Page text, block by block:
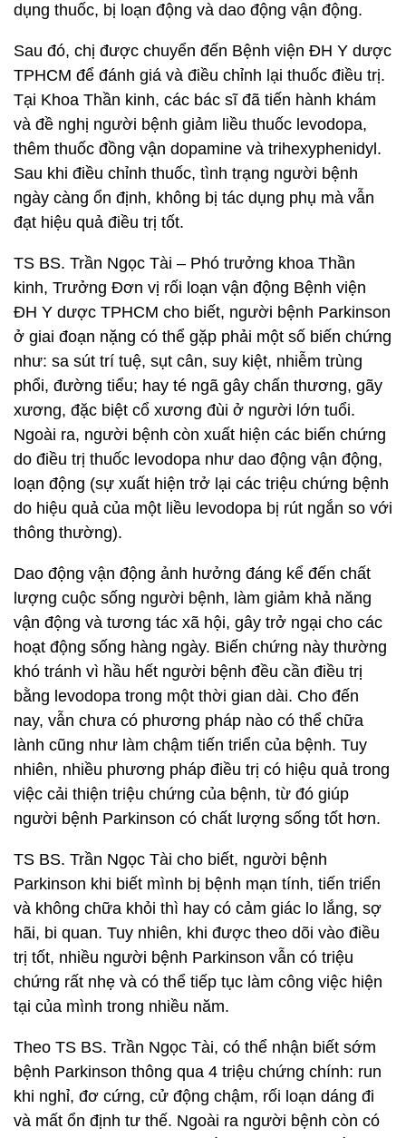
dụng thuốc, bị loạn động và dao động vận động.
Sau đó, chị được chuyển đến Bệnh viện ĐH Y dược
TPHCM để đánh giá và điều chỉnh lại thuốc điều trị.
Tại Khoa Thần kinh, các bác sĩ đã tiến hành khám
và đề nghị người bệnh giảm liều thuốc levodopa,
thêm thuốc đồng vận dopamine và trihexyphenidyl.
Sau khi điều chỉnh thuốc, tình trạng người bệnh
ngày càng ổn định, không bị tác dụng phụ mà vẫn
đạt hiệu quả điều trị tốt.
TS BS. Trần Ngọc Tài – Phó trưởng khoa Thần
kinh, Trưởng Đơn vị rối loạn vận động Bệnh viện
ĐH Y dược TPHCM cho biết, người bệnh Parkinson
ở giai đoạn nặng có thể gặp phải một số biến chứng
như: sa sút trí tuệ, sụt cân, suy kiệt, nhiễm trùng
phổi, đường tiểu; hay té ngã gây chấn thương, gãy
xương, đặc biệt cổ xương đùi ở người lớn tuổi.
Ngoài ra, người bệnh còn xuất hiện các biến chứng
do điều trị thuốc levodopa như dao động vận động,
loạn động (sự xuất hiện trở lại các triệu chứng bệnh
do hiệu quả của một liều levodopa bị rút ngắn so với
thông thường).
Dao động vận động ảnh hưởng đáng kể đến chất
lượng cuộc sống người bệnh, làm giảm khả năng
vận động và tương tác xã hội, gây trở ngại cho các
hoạt động sống hàng ngày. Biến chứng này thường
khó tránh vì hầu hết người bệnh đều cần điều trị
bằng levodopa trong một thời gian dài. Cho đến
nay, vẫn chưa có phương pháp nào có thể chữa
lành cũng như làm chậm tiến triển của bệnh. Tuy
nhiên, nhiều phương pháp điều trị có hiệu quả trong
việc cải thiện triệu chứng của bệnh, từ đó giúp
người bệnh Parkinson có chất lượng sống tốt hơn.
TS BS. Trần Ngọc Tài cho biết, người bệnh
Parkinson khi biết mình bị bệnh mạn tính, tiến triển
và không chữa khỏi thì hay có cảm giác lo lắng, sợ
hãi, bi quan. Tuy nhiên, khi được theo dõi vào điều
trị tốt, nhiều người bệnh Parkinson vẫn có triệu
chứng rất nhẹ và có thể tiếp tục làm công việc hiện
tại của mình trong nhiều năm.
Theo TS BS. Trần Ngọc Tài, có thể nhận biết sớm
bệnh Parkinson thông qua 4 triệu chứng chính: run
khi nghỉ, đơ cứng, cử động chậm, rối loạn dáng đi
và mất ổn định tư thế. Ngoài ra người bệnh còn có